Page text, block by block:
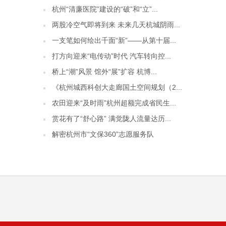
杭州“清廉医院”建设的“破”和“立”...
两股冷空气即将到来 未来几天杭城阴雨...
一支笔如何绘出千面“新”——从第十届...
打方向迎来“电传动”时代 汽车转向控...
桥上“潮”风景 馆外“展”扩容 杭博...
《杭州城西科创大走廊国土空间规划（2...
农田迎来“及时雨”杭州超额完成省民生...
赏花有了“舒心路” 满觉陇人流量达历...
解密杭州市“文保360”志愿服务队